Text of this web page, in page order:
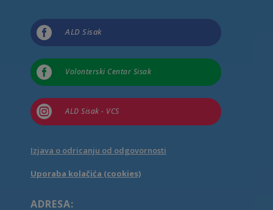
 ALD Sisak
 Volonterski Centar Sisak
 ALD Sisak - VCS
Izjava o odricanju od odgovornosti
Uporaba kolačića (cookies)
ADRESA: